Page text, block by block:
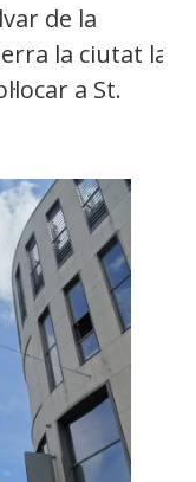
de la
la ciutat la
a St.